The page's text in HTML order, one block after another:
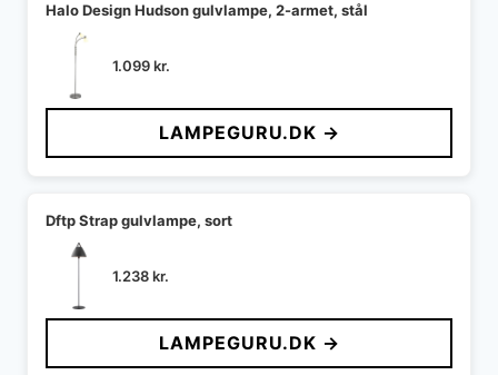
Halo Design Hudson gulvlampe, 2-armet, stål
1.099kr.
LAMPEGURU.DK →
Dftp Strap gulvlampe, sort
1.238kr.
LAMPEGURU.DK →